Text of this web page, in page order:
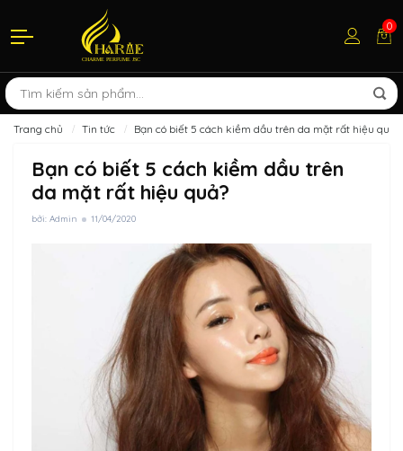
0
Trang chủ Tin tức Bạn có biết 5 cách kiềm dầu trên da mặt rất hiệu quả?
Bạn có biết 5 cách kiềm dầu trên
da mặt rất hiệu quả?
bởi: Admin 11/04/2020